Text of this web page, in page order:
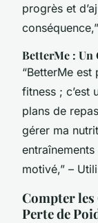
progrès et
BetterMe : Un
“BetterMe est
fitness ; c’est
plans de
gérer ma
motivé,” –
Compter les
Perte de